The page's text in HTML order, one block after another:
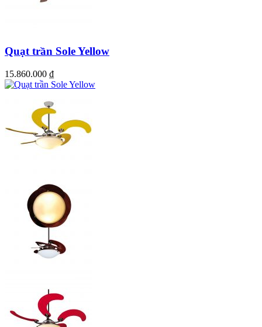
Quạt trần Sole Yellow
15.860.000 ₫